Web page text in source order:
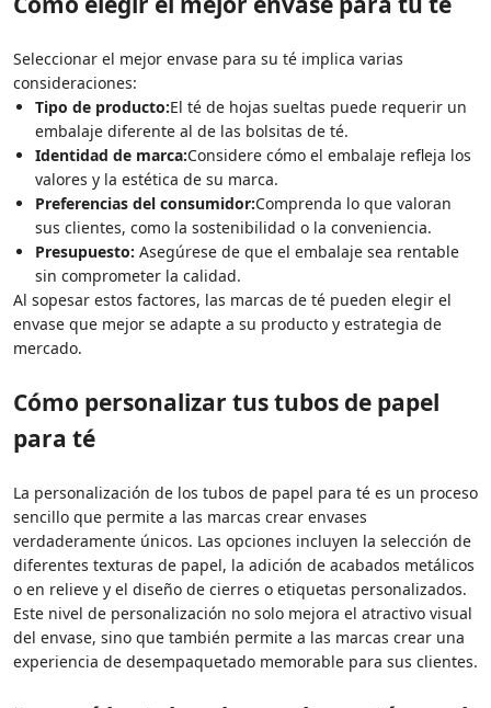
Seleccionar el mejor envase para su té implica varias
consideraciones:
Tipo de producto:El té de hojas sueltas puede requerir un
embalaje diferente al de las bolsitas de té.
Identidad de marca:Considere cómo el embalaje refleja los
valores y la estética de su marca.
Preferencias del consumidor:Comprenda lo que valoran
sus clientes, como la sostenibilidad o la conveniencia.
Presupuesto: Asegúrese de que el embalaje sea rentable
sin comprometer la calidad.
Al sopesar estos factores, las marcas de té pueden elegir el
envase que mejor se adapte a su producto y estrategia de
mercado.
Cómo personalizar tus tubos de papel
para té
La personalización de los tubos de papel para té es un proceso
sencillo que permite a las marcas crear envases
verdaderamente únicos. Las opciones incluyen la selección de
diferentes texturas de papel, la adición de acabados metálicos
o en relieve y el diseño de cierres o etiquetas personalizados.
Este nivel de personalización no solo mejora el atractivo visual
del envase, sino que también permite a las marcas crear una
experiencia de desempaquetado memorable para sus clientes.